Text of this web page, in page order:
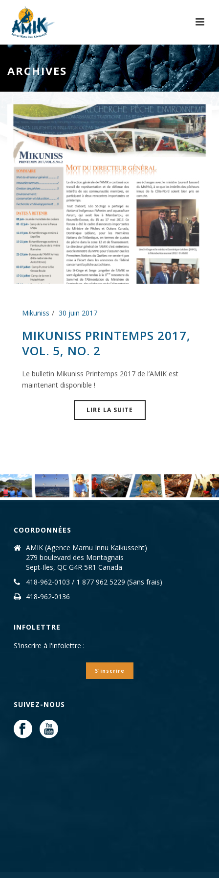
ARCHIVES
Mikuniss 30 juin 2017
MIKUNISS PRINTEMPS 2017,
VOL. 5, NO. 2
Le bulletin Mikuniss Printemps 2017 de l’AMIK est
maintenant disponible !
LIRE LA SUITE
COORDONNÉES
AMIK (Agence Mamu Innu Kaikusseht)
279 boulevard des Montagnais
Sept-Iles, QC G4R 5R1 Canada
418-962-0103 / 1 877 962 5229 (Sans frais)
418-962-0136
INFOLETTRE
S'inscrire à l'infolettre :
S'inscrire
SUIVEZ-NOUS